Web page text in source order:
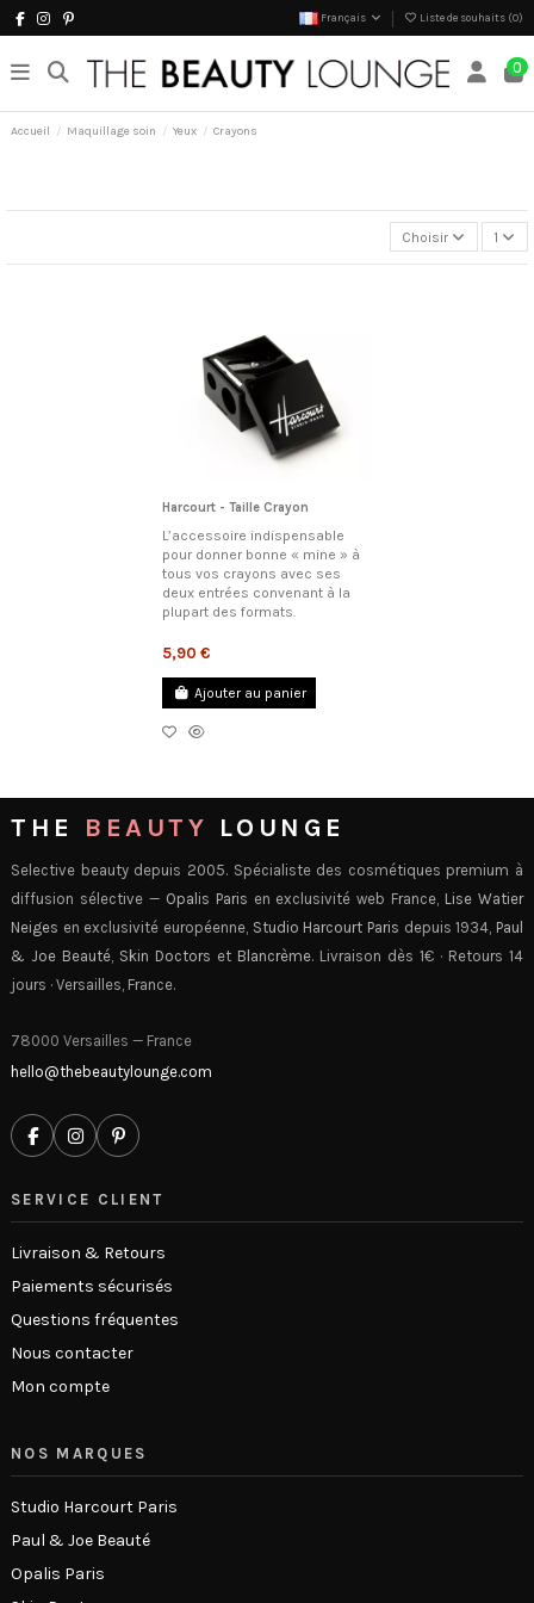
Français Liste de souhaits (0)
0
Accueil Maquillage soin Yeux Crayons
Choisir 1
Harcourt - Taille Crayon
L’accessoire indispensable
pour donner bonne « mine » à
tous vos crayons avec ses
deux entrées convenant à la
plupart des formats.
5,90 €
Ajouter au panier
THE BEAUTY LOUNGE
Selective beauty depuis 2005. Spécialiste des cosmétiques premium à
diffusion sélective — Opalis Paris en exclusivité web France, Lise Watier
Neiges en exclusivité européenne, Studio Harcourt Paris depuis 1934, Paul
& Joe Beauté, Skin Doctors et Blancrème. Livraison dès 1€ · Retours 14
jours · Versailles, France.
78000 Versailles — France
hello@thebeautylounge.com
SERVICE CLIENT
Livraison & Retours
Paiements sécurisés
Questions fréquentes
Nous contacter
Mon compte
NOS MARQUES
Studio Harcourt Paris
Paul & Joe Beauté
Opalis Paris